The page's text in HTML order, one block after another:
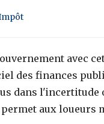
avec
des finances
dans
aux loueurs